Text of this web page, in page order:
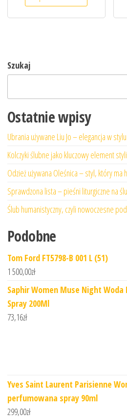
Szukaj
Ostatnie wpisy
Ubrania używane Liu Jo – elegancja w
Kolczyki ślubne jako kluczowy element
Odzież używana Oleśnica – styl, który ma
Sprawdzona lista – pieśni liturgiczne na
Ślub humanistyczny, czyli nowoczesne
Podobne
Tom Ford FT5798-B 001 L (51)
1 500,00zł
Saphir Women Muse Night
Spray 200Ml
73,16zł
Yves Saint Laurent Parisienne
perfumowana spray 90ml
299,00zł